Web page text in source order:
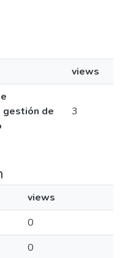
views
gestión de
3
views
0
0